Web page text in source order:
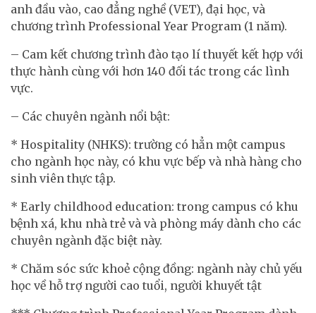
anh đầu vào, cao đẳng nghề (VET), đại học, và
chương trình Professional Year Program (1 năm).
– Cam kết chương trình đào tạo lí thuyết kết hợp với
thực hành cùng với hơn 140 đối tác trong các lình
vực.
– Các chuyên ngành nổi bật:
* Hospitality (NHKS): trường có hẳn một campus
cho ngành học này, có khu vực bếp và nhà hàng cho
sinh viên thực tập.
* Early childhood education: trong campus có khu
bệnh xá, khu nhà trẻ và và phòng máy dành cho các
chuyên ngành đặc biệt này.
* Chăm sóc sức khoẻ cộng đồng: ngành này chủ yếu
học về hỗ trợ người cao tuổi, người khuyết tật